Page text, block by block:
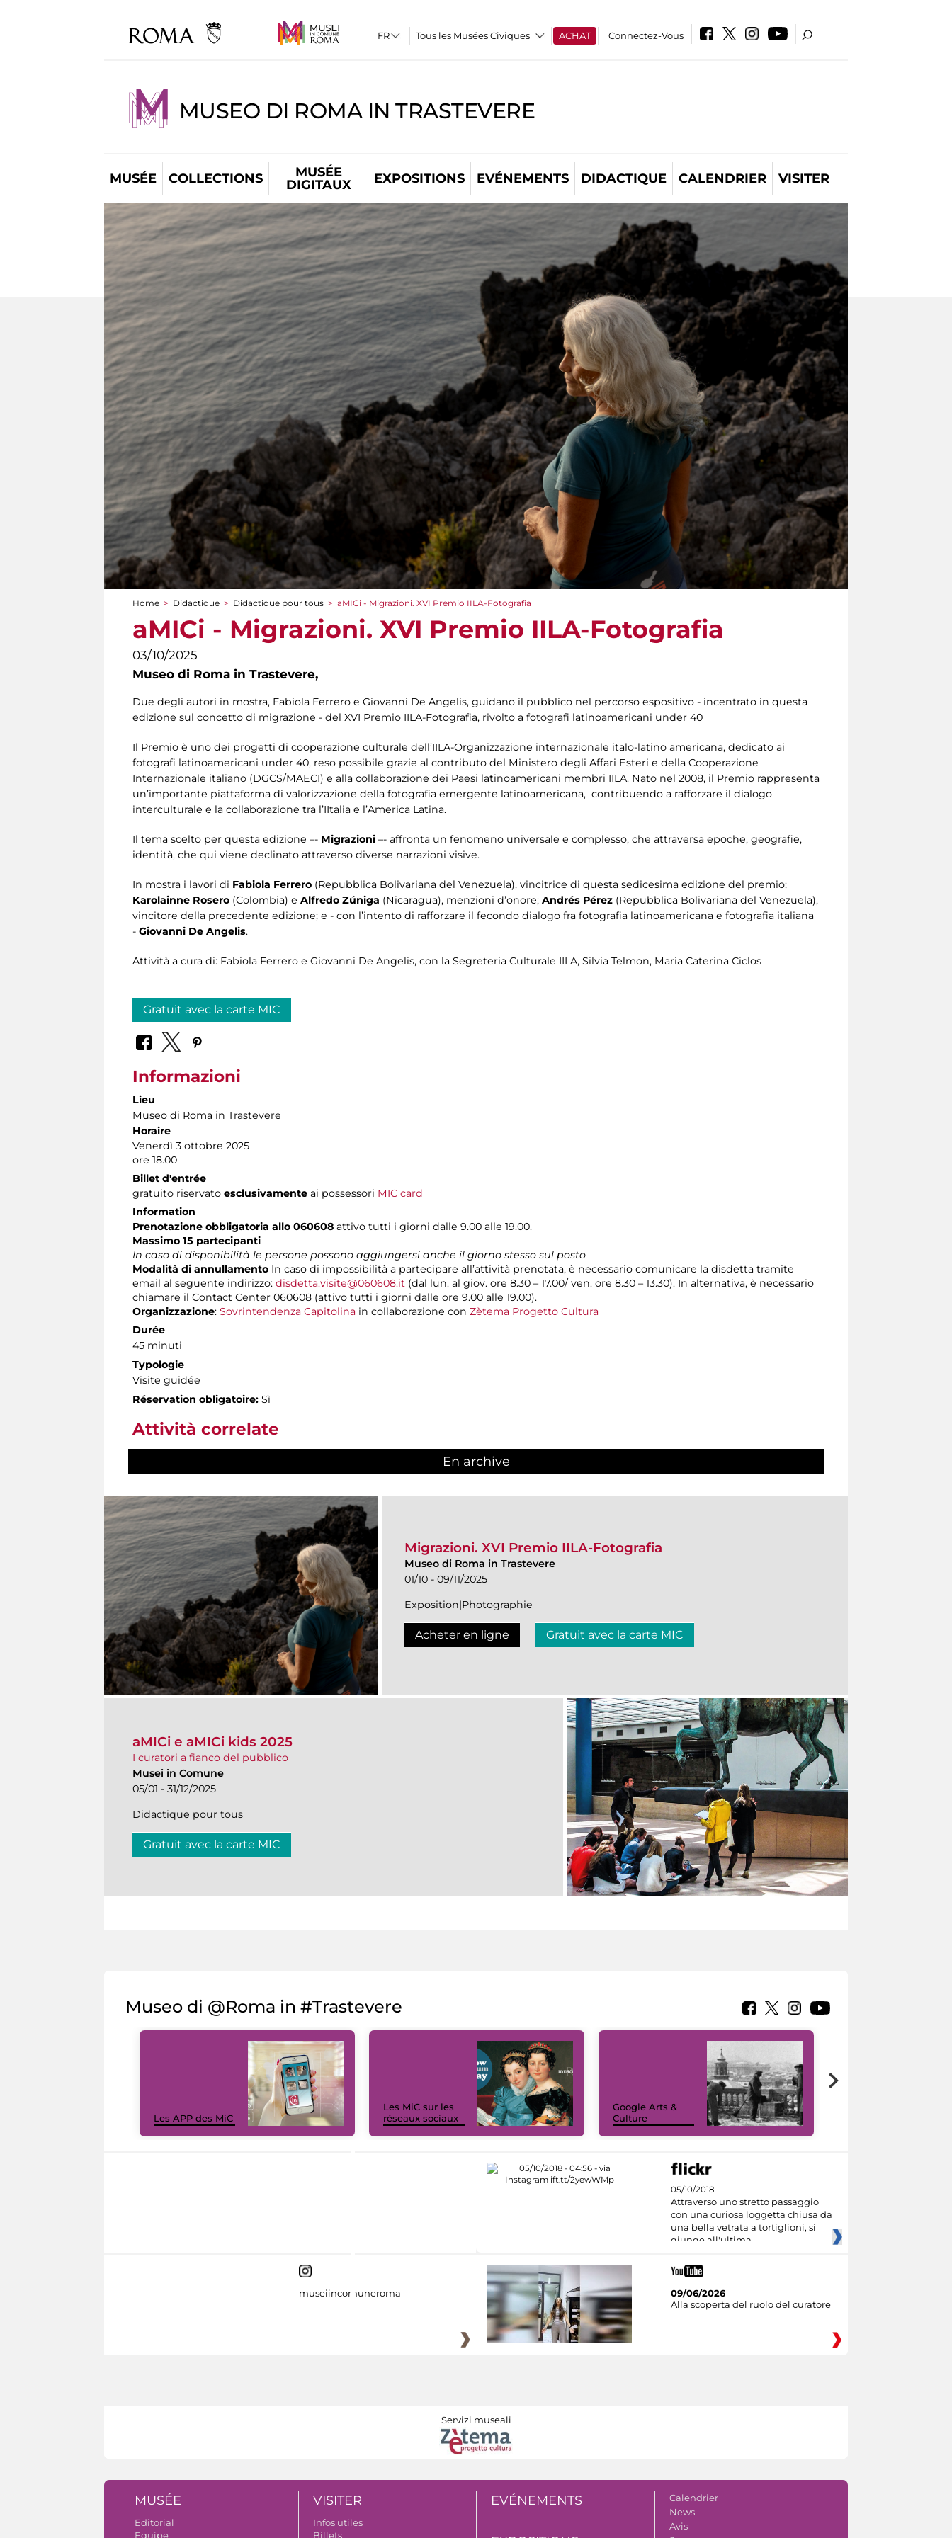
Tous les Musées Civiques ACHAT Connectez-Vous
MUSEO DI ROMA IN TRASTEVERE
MUSÉE COLLECTIONS
MUSÉE
DIGITAUX
EXPOSITIONS EVÉNEMENTS DIDACTIQUE CALENDRIER VISITER
You are here
Home > Didactique > Didactique pour tous > aMICi - Migrazioni. XVI Premio IILA-Fotografia
aMICi - Migrazioni. XVI Premio IILA-Fotografia
03/10/2025
Museo di Roma in Trastevere,
Due degli autori in mostra, Fabiola Ferrero e Giovanni De Angelis, guidano il pubblico nel percorso espositivo - incentrato in questa
edizione sul concetto di migrazione - del XVI Premio IILA-Fotografia, rivolto a fotografi latinoamericani under 40
Il Premio è uno dei progetti di cooperazione culturale dell’IILA-Organizzazione internazionale italo-latino americana, dedicato ai
fotografi latinoamericani under 40, reso possibile grazie al contributo del Ministero degli Affari Esteri e della Cooperazione
Internazionale italiano (DGCS/MAECI) e alla collaborazione dei Paesi latinoamericani membri IILA. Nato nel 2008, il Premio rappresenta
un’importante piattaforma di valorizzazione della fotografia emergente latinoamericana, contribuendo a rafforzare il dialogo
interculturale e la collaborazione tra l’IItalia e l’America Latina.
Il tema scelto per questa edizione –- Migrazioni –- affronta un fenomeno universale e complesso, che attraversa epoche, geografie,
identità, che qui viene declinato attraverso diverse narrazioni visive.
In mostra i lavori di Fabiola Ferrero (Repubblica Bolivariana del Venezuela), vincitrice di questa sedicesima edizione del premio;
Karolainne Rosero (Colombia) e Alfredo Zúniga (Nicaragua), menzioni d’onore; Andrés Pérez (Repubblica Bolivariana del Venezuela),
vincitore della precedente edizione; e - con l’intento di rafforzare il fecondo dialogo fra fotografia latinoamericana e fotografia italiana
- Giovanni De Angelis.
Attività a cura di: Fabiola Ferrero e Giovanni De Angelis, con la Segreteria Culturale IILA, Silvia Telmon, Maria Caterina Ciclos
Gratuit avec la carte MIC
Informazioni
Lieu
Museo di Roma in Trastevere
Horaire
Venerdì 3 ottobre 2025
ore 18.00
Billet d'entrée
gratuito riservato esclusivamente ai possessori MIC card
Information
Prenotazione obbligatoria allo 060608 attivo tutti i giorni dalle 9.00 alle 19.00.
Massimo 15 partecipanti
In caso di disponibilità le persone possono aggiungersi anche il giorno stesso sul posto
Modalità di annullamento In caso di impossibilità a partecipare all’attività prenotata, è necessario comunicare la disdetta tramite
email al seguente indirizzo: disdetta.visite@060608.it (dal lun. al giov. ore 8.30 – 17.00/ ven. ore 8.30 – 13.30). In alternativa, è necessario
chiamare il Contact Center 060608 (attivo tutti i giorni dalle ore 9.00 alle 19.00).
Organizzazione: Sovrintendenza Capitolina in collaborazione con Zètema Progetto Cultura
Durée
45 minuti
Typologie
Visite guidée
Réservation obligatoire: Sì
Attività correlate
En archive
Migrazioni. XVI Premio IILA-Fotografia
Museo di Roma in Trastevere
01/10 - 09/11/2025
Exposition|Photographie
Acheter en ligne Gratuit avec la carte MIC
aMICi e aMICi kids 2025
I curatori a fianco del pubblico
Musei in Comune
05/01 - 31/12/2025
Didactique pour tous
Gratuit avec la carte MIC
Museo di @Roma in #Trastevere
Les APP des MiC
Les MiC sur les
réseaux sociaux
Google Arts &
Culture
05/10/2018
Attraverso uno stretto passaggio
con una curiosa loggetta chiusa da
una bella vetrata a tortiglioni, si
giunge all'ultima
museiincomuneroma
09/06/2026
Alla scoperta del ruolo del curatore
Servizi museali
MUSÉE
Editorial
Equipe
VISITER
Infos utiles
Billets
EVÉNEMENTS
Calendrier
News
Avis